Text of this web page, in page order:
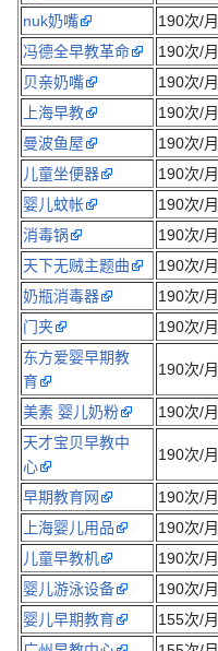
nuk奶嘴 190次/月
冯德全早教革命
190次/月
贝亲奶嘴
190次/月
上海早教
190次/月
曼波鱼屋
190次/月
儿童坐便器
190次/月
婴儿蚊帐
190次/月
消毒锅
190次/月
天下无贼主题曲
190次/月
奶瓶消毒器
190次/月
门夹
190次/月
东方爱婴早期教
育
190次/月
美素 婴儿奶粉 190次/月
天才宝贝早教中
心
190次/月
早期教育网 190次/月
上海婴儿用品
190次/月
儿童早教机
190次/月
婴儿游泳设备
190次/月
婴儿早期教育
155次/月